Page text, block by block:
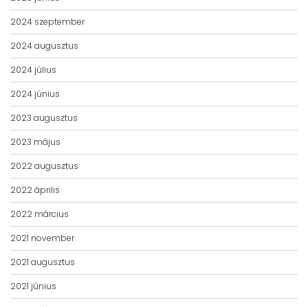
2024 szeptember
2024 augusztus
2024 július
2024 június
2023 augusztus
2023 május
2022 augusztus
2022 április
2022 március
2021 november
2021 augusztus
2021 június